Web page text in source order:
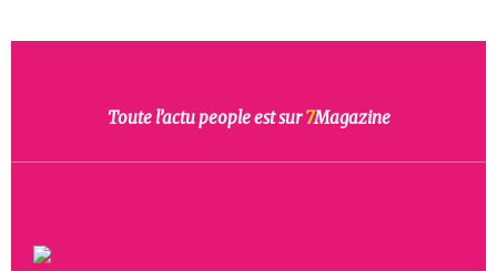
Toute l’actu people est sur7Magazine